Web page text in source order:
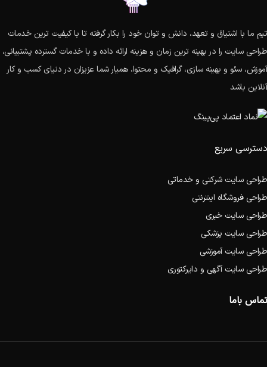
تیم ما با اشتیاق و تعهد، دانش و توان خود را بکار گرفته تا با کیفیت ترین خدمات
طراحی سایت را در بهینه ترین زمان و هزینه ارائه داده و با خدمات گسترده پشتیبانی،
آموزش، سئو و بهینه سازی، گرافیک و محتوا، همیار شما عزیزان در دنیای کسب و کار
آنلاین باشد
دسترسی سریع
طراحی سایت شرکتی و خدماتی
طراحی فروشگاه اینترنتی
طراحی سایت خبری
طراحی سایت پزشکی
طراحی سایت آموزشی
طراحی سایت آگهی و دایرکتوری
تماس باما